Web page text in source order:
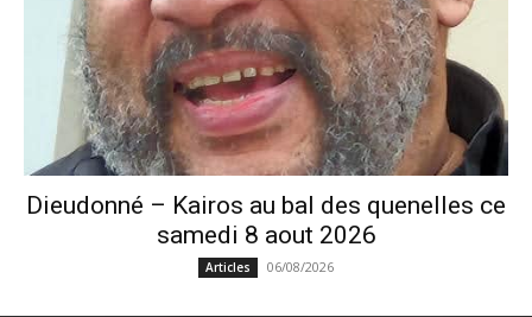
Dieudonné – Kairos au bal des quenelles ce
samedi 8 aout 2026
Articles 06/08/2026